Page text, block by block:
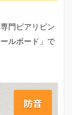
門ピアリビン
ルボード」 で